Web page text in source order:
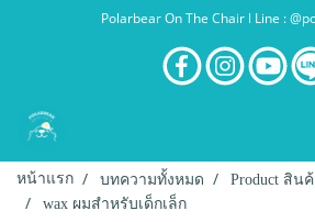
Polarbear On The Chair l Line :
หน้าแรก บทความทั้งหมด
Product สิน
wax ผมสำหรับเด็กเล็ก